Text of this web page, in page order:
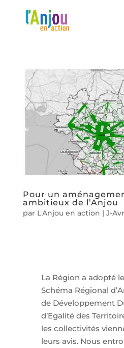
Pour un
ambitieux de l’Anjou
par L'Anjou en action | J-
La Région a adopté
Schéma Régional
de Développement
d’Egalité des
les collectivités
leurs avis. Nous